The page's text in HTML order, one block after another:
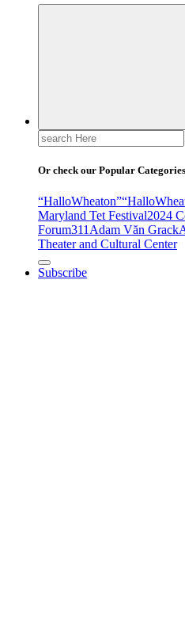
Search
for:
Or check our Popular
“HalloWheaton”
Maryland Tet Festival2024
Forum311Adam Văn Grack
Theater and Cultural Center
Subscribe